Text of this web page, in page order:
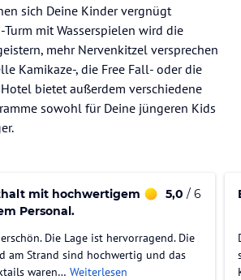
sich Deine Kinder vergnügt
mit Wasserspielen wird die
mehr Nervenkitzel versprechen
Kamikaze-, die Free Fall- oder die
bietet außerdem verschiedene
sowohl für Deine jüngeren Kids
mit hochwertigem
Personal.
5,0 / 6
Die Lage ist hervorragend. Die
am Strand sind hochwertig und das
waren… Weiterlesen